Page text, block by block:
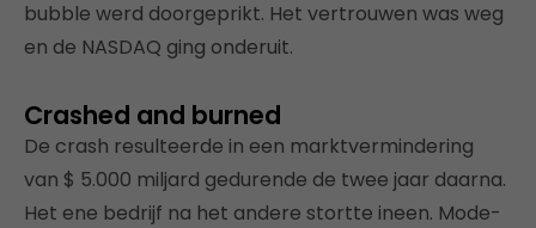
bubble werd doorgeprikt. Het vertrouwen was weg
en de NASDAQ ging onderuit.
Crashed and burned
De crash resulteerde in een marktvermindering
van $ 5.000 miljard gedurende de twee jaar daarna.
Het ene bedrijf na het andere stortte ineen. Mode-